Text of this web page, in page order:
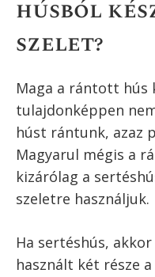
könnyen
igazi. Tálald
levét